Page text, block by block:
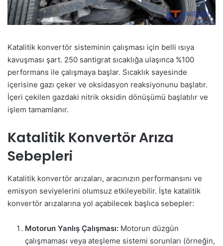
Katalitik konvertör sisteminin çalışması için belli ısıya
kavuşması şart. 250 santigrat sıcaklığa ulaşınca %100
performans ile çalışmaya başlar. Sıcaklık sayesinde
içerisine gazı çeker ve oksidasyon reaksiyonunu başlatır.
İçeri çekilen gazdaki nitrik oksidin dönüşümü başlatılır ve
işlem tamamlanır.
Katalitik Konvertör Arıza
Sebepleri
Katalitik konvertör arızaları, aracınızın performansını ve
emisyon seviyelerini olumsuz etkileyebilir. İşte katalitik
konvertör arızalarına yol açabilecek başlıca sebepler:
Motorun Yanlış Çalışması: Motorun düzgün
çalışmaması veya ateşleme sistemi sorunları (örneğin,